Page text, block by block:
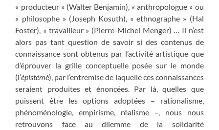
« producteur » (Walter Benjamin), « anthropologue » ou
« philosophe » (Joseph Kosuth), « ethnographe » (Hal
Foster), « travailleur » (Pierre-Michel Menger) … Il n’est
alors pas tant question de savoir si des contenus de
connaissance sont obtenus par l’activité artistique que
d’éprouver la grille conceptuelle posée sur le monde
(l’épistémè), par l’entremise de laquelle ces connaissances
seraient produites et énoncées. Par là, quelles que
puissent être les options adoptées – rationalisme,
phénoménologie, empirisme, réalisme –, nous nous
retrouvons face au dilemme de la solidarité